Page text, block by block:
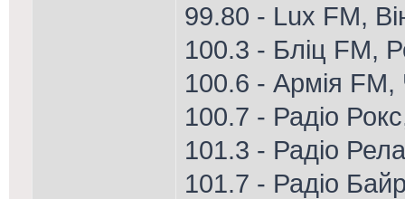
99.80 - Lux FM,
100.3 - Бліц FM,
100.6 - Армія FM,
100.7 - Радіо
101.3 - Радіо
101.7 - Радіо